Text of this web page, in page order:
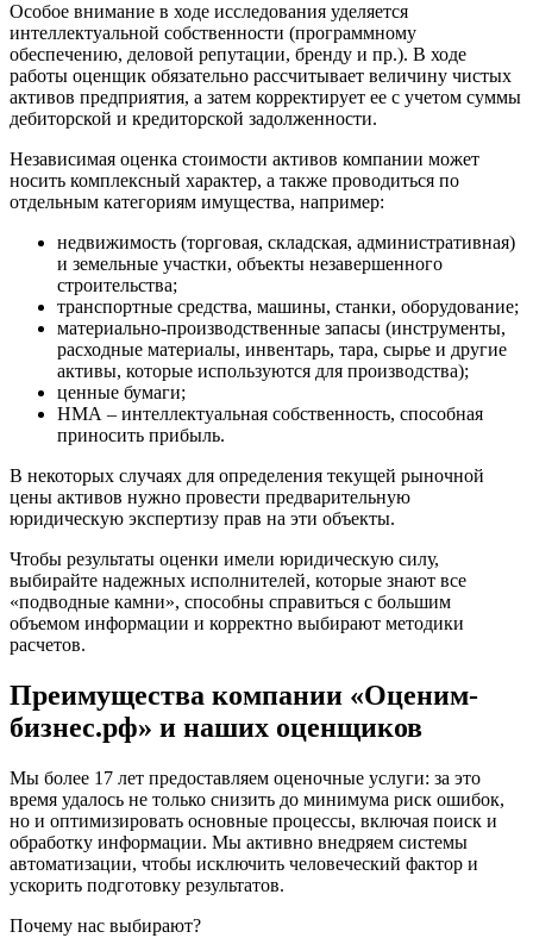
Особое внимание в ходе исследования уделяется
интеллектуальной собственности (программному
обеспечению, деловой репутации, бренду и пр.). В ходе
работы оценщик обязательно рассчитывает величину чистых
активов предприятия, а затем корректирует ее с учетом суммы
дебиторской и кредиторской задолженности.
Независимая оценка стоимости активов компании может
носить комплексный характер, а также проводиться по
отдельным категориям имущества, например:
недвижимость (торговая, складская, административная)
и земельные участки, объекты незавершенного
строительства;
транспортные средства, машины, станки, оборудование;
материально-производственные запасы (инструменты,
расходные материалы, инвентарь, тара, сырье и другие
активы, которые используются для производства);
ценные бумаги;
НМА – интеллектуальная собственность, способная
приносить прибыль.
В некоторых случаях для определения текущей рыночной
цены активов нужно провести предварительную
юридическую экспертизу прав на эти объекты.
Чтобы результаты оценки имели юридическую силу,
выбирайте надежных исполнителей, которые знают все
«подводные камни», способны справиться с большим
объемом информации и корректно выбирают методики
расчетов.
Преимущества компании «Оценим-
бизнес.рф» и наших оценщиков
Мы более 17 лет предоставляем оценочные услуги: за это
время удалось не только снизить до минимума риск ошибок,
но и оптимизировать основные процессы, включая поиск и
обработку информации. Мы активно внедряем системы
автоматизации, чтобы исключить человеческий фактор и
ускорить подготовку результатов.
Почему нас выбирают?
Джанкой
Дзержинск
Дзержинский
Димитровград
Дмитров
Долгопрудный
Домодедово
Донецк
Дубна
Дюртюли
Евпатория
Егорьевск
Екатеринбург
Енисейск
Ермолино
Железногорск
Железногорск-Илимский
Жуковский
Заводоуковск
Заполярный
Зарайск
Заринск
Звенигород
Зеленоград
Зеленодольск
Зея
Златоуст